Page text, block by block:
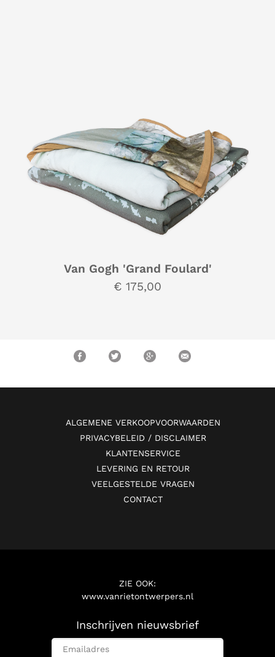
Van Gogh 'Grand Foulard'
€ 175,00
ALGEMENE VERKOOPVOORWAARDEN
PRIVACYBELEID / DISCLAIMER
KLANTENSERVICE
LEVERING EN RETOUR
VEELGESTELDE VRAGEN
CONTACT
ZIE OOK:
www.vanrietontwerpers.nl
Inschrijven nieuwsbrief